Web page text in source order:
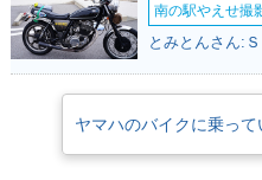
南の駅やえせ撮
とみとんさん:
ヤマハのバイクに乗っ